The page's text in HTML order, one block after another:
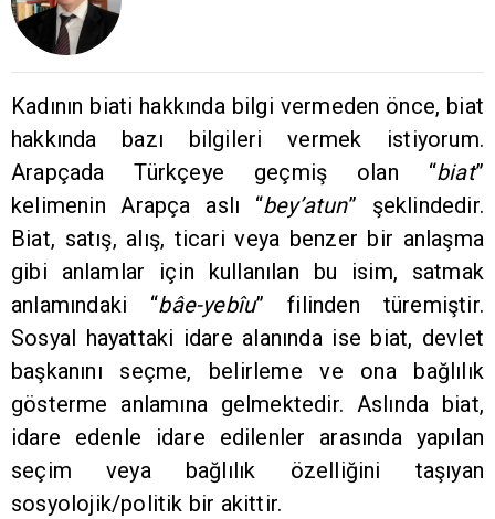
Kadının biati hakkında bilgi vermeden önce, biat
hakkında bazı bilgileri vermek istiyorum.
Arapçada Türkçeye geçmiş olan “biat”
kelimenin Arapça aslı “bey’atun” şeklindedir.
Biat, satış, alış, ticari veya benzer bir anlaşma
gibi anlamlar için kullanılan bu isim, satmak
anlamındaki “bâe-yebîu” filinden türemiştir.
Sosyal hayattaki idare alanında ise biat, devlet
başkanını seçme, belirleme ve ona bağlılık
gösterme anlamına gelmektedir. Aslında biat,
idare edenle idare edilenler arasında yapılan
seçim veya bağlılık özelliğini taşıyan
sosyolojik/politik bir akittir.